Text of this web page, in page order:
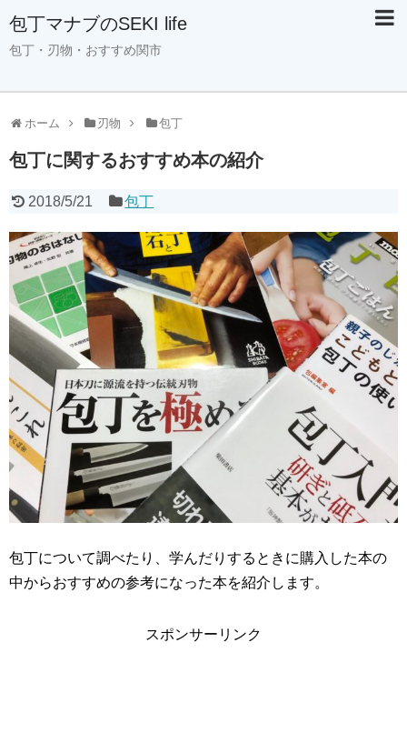
包丁マナブのSEKI life
包丁・刃物・おすすめ関市
ホーム 刃物 包丁
包丁に関するおすすめ本の紹介
2018/5/21 包丁
包丁について調べたり、学んだりするときに購入した本の
中からおすすめの参考になった本を紹介します。
スポンサーリンク